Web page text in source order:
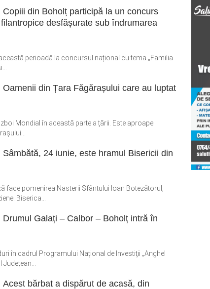
Copiii din Boholț participă la un concurs
desfășurate sub îndrumarea
perioadă la concursul național cu tema „Familia
Oamenii din Țara Făgărașului care au luptat
Mondial în această parte a țării. Este aproape
Sâmbătă, 24 iunie, este hramul Bisericii din
face pomenirea Nasterii Sfântului Ioan Botezătorul,
Biserica...
Drumul Galaţi – Calbor – Boholţ intră în
în cadrul Programului Naţional de Investiţii „Anghel
Acest bărbat a dispărut de acasă, din